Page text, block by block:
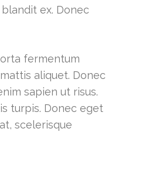
ex. Donec
fermentum
aliquet. Donec
sapien ut risus.
turpis. Donec eget
scelerisque